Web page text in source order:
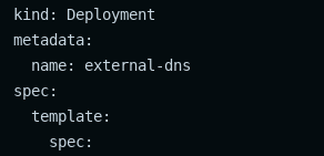
kind: Deployment
metadata:
  name: external-dns
spec:
  template:
    spec: